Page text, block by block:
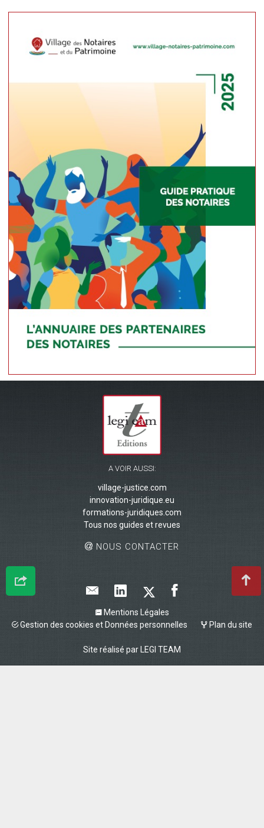
A VOIR AUSSI:
village-justice.com
innovation-juridique.eu
formations-juridiques.com
Tous nos guides et revues
NOUS CONTACTER
Mentions Légales
Gestion des cookies et Données personnelles
Plan du site
Site réalisé par LEGI TEAM